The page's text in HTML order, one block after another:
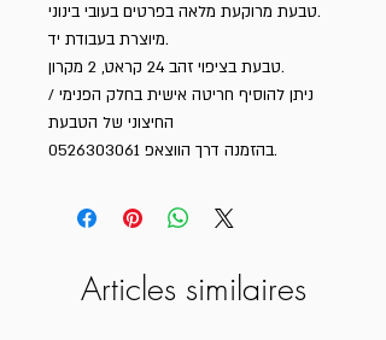
טבעת מרוקעת מלאה בפרטים בעובי בינוני.
מיוצרת בעבודת יד.
טבעת בציפוי זהב 24 קראט, 2 מקרון.
ניתן להוסיף חריטה אישית בחלק הפנימי /
החיצוני של הטבעת
בהזמנה דרך הווצאפ 0526303061.
Articles similaires